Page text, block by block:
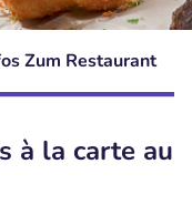
Zum Restaurant
à la carte au